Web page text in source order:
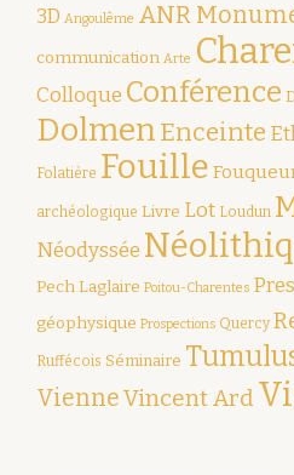
3D Angoulême ANR
communication Arte
Colloque Conférence
Dolmen Enceinte
Folatière Fouille
archéologique Livre Lot Loudun
Néodyssée
Pech Laglaire Poitou-Charentes
géophysique Prospections Quercy
Ruffécois Séminaire
VienneVincent Ard